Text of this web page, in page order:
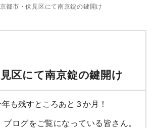
京都市・伏見区にて南京錠の鍵開け
区にて南京錠の鍵開け
も残すところあと３か月！
ブログをご覧になっている皆さん。